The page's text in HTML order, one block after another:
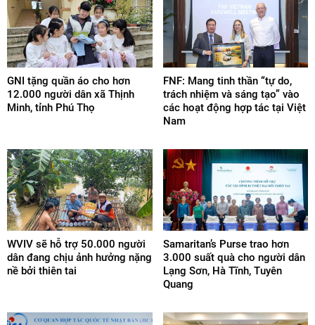
GNI tặng quần áo cho hơn
12.000 người dân xã Thịnh
Minh, tỉnh Phú Thọ
FNF: Mang tinh thần “tự do,
trách nhiệm và sáng tạo” vào
các hoạt động hợp tác tại Việt
Nam
WVIV sẽ hỗ trợ 50.000 người
dân đang chịu ảnh hưởng nặng
nề bởi thiên tai
Samaritan’s Purse trao hơn
3.000 suất quà cho người dân
Lạng Sơn, Hà Tĩnh, Tuyên
Quang